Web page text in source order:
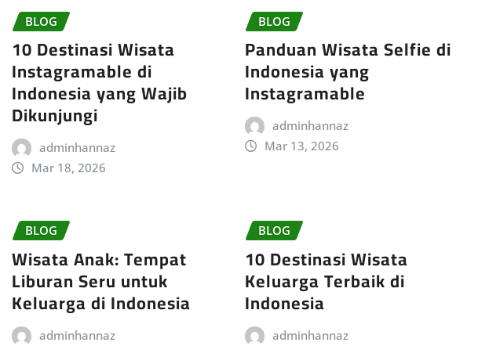
BLOG
10 Destinasi Wisata
Instagramable di
Indonesia yang Wajib
Dikunjungi
adminhannaz
Mar 18, 2026
BLOG
Panduan Wisata Selfie di
Indonesia yang
Instagramable
adminhannaz
Mar 13, 2026
BLOG
Wisata Anak: Tempat
Liburan Seru untuk
Keluarga di Indonesia
adminhannaz
BLOG
10 Destinasi Wisata
Keluarga Terbaik di
Indonesia
adminhannaz